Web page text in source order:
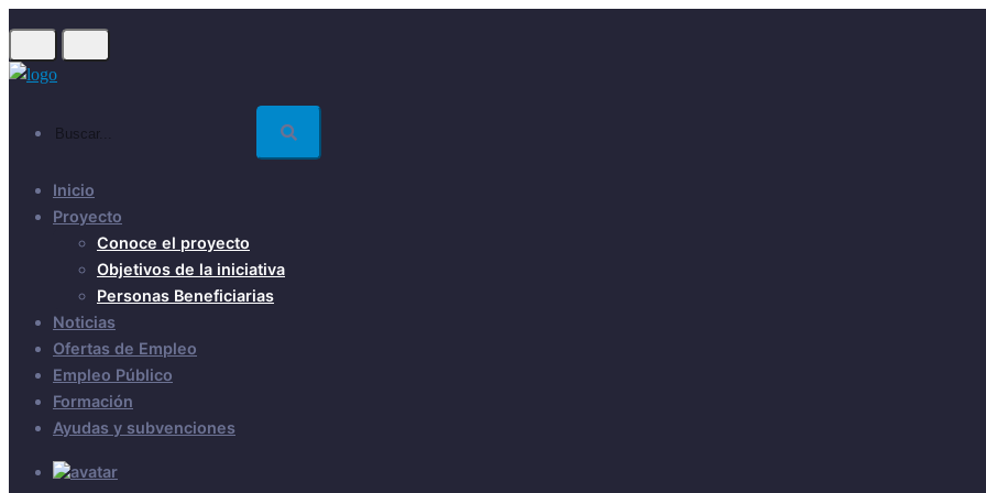
main
Inicio
Proyecto
Conoce el proyecto
Objetivos de la iniciativa
Personas Beneficiarias
Noticias
Ofertas de Empleo
Empleo Público
Formación
Ayudas y subvenciones